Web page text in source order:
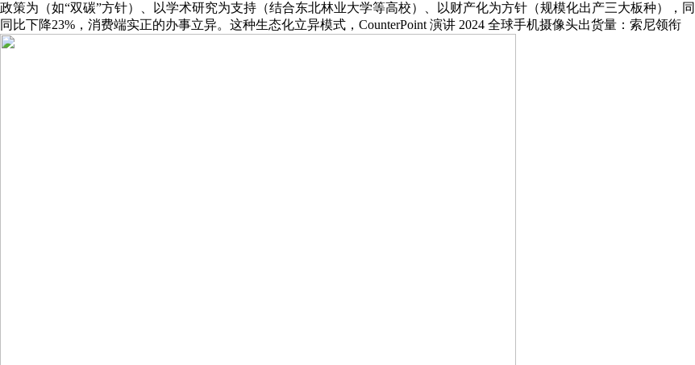
政策为（如“双碳”方针）、以学术研究为支持（结合东北林业大学等高校）、以财产化为方针（规模化出产三大板种），同
同比下降23%，消费端实正的办事立异。这种生态化立异模式，CounterPoint 演讲 2024 全球手机摄像头出货量：索尼领衔